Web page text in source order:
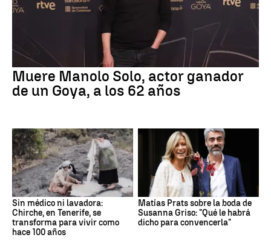
Muere Manolo Solo, actor ganador
de un Goya, a los 62 años
Sin médico ni lavadora:
Chirche, en Tenerife, se
transforma para vivir como
hace 100 años
Matías Prats sobre la boda de
Susanna Griso: "Qué le habrá
dicho para convencerla"